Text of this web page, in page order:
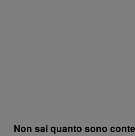
Non sai quanto sono